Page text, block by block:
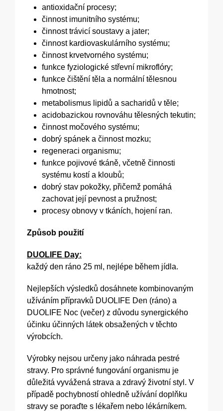
antioxidační procesy;
činnost imunitního systému;
činnost trávicí soustavy a jater;
činnost kardiovaskulárního systému;
činnost krvetvorného systému;
funkce fyziologické střevní mikroflóry;
funkce čištění těla a normální tělesnou
hmotnost;
metabolismus lipidů a sacharidů v těle;
acidobazickou rovnováhu tělesných tekutin;
činnost močového systému;
dobrý spánek a činnost mozku;
regeneraci organismu;
funkce pojivové tkáně, včetně činnosti
systému kostí a kloubů;
dobrý stav pokožky, přičemž pomáhá
zachovat její pevnost a pružnost;
procesy obnovy v tkáních, hojení ran.
Způsob použití
DUOLIFE Day:
každý den ráno 25 ml, nejlépe během jídla.
Nejlepších výsledků dosáhnete kombinovaným
užíváním přípravků DUOLIFE Den (ráno) a
DUOLIFE Noc (večer) z důvodu synergického
účinku účinných látek obsažených v těchto
výrobcích.
Výrobky nejsou určeny jako náhrada pestré
stravy. Pro správné fungování organismu je
důležitá vyvážená strava a zdravý životní styl. V
případě pochybností ohledně užívání doplňku
stravy se poraďte s lékařem nebo lékárníkem.